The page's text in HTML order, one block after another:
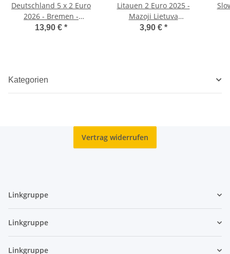
Deutschland 5 x 2 Euro
2026 - Bremen -
Klimahaus Bremerhaven
13,90 € *
Litauen 2 Euro 2025 -
Mazoji Lietuva
(Kleinlitauen) - unc.
3,90 € *
Kategorien
Vertrag widerrufen
Linkgruppe
Linkgruppe
Linkgruppe